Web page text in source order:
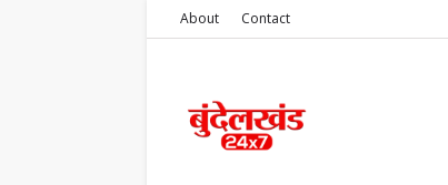
About Contact